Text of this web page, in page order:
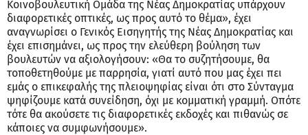
Κοινοβουλευτική Ομάδα της Νέας Δημοκρατίας υπάρχουν
διαφορετικές οπτικές, ως προς αυτό το θέμα», έχει
αναγνωρίσει ο Γενικός Εισηγητής της Νέας Δημοκρατίας και
έχει επισημάνει, ως προς την ελεύθερη βούληση των
βουλευτών να αξιολογήσουν: «Θα το συζητήσουμε, θα
τοποθετηθούμε με παρρησία, γιατί αυτό που μας έχει πει
εμάς ο επικεφαλής της πλειοψηφίας είναι ότι στο Σύνταγμα
ψηφίζουμε κατά συνείδηση, όχι με κομματική γραμμή. Οπότε
τότε θα ακούσετε τις διαφορετικές εκδοχές και πιθανώς σε
κάποιες να συμφωνήσουμε».